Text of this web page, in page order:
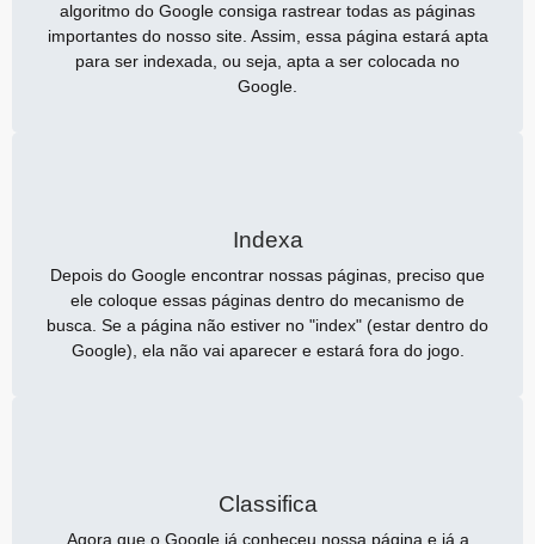
algoritmo do Google consiga rastrear todas as páginas
importantes do nosso site. Assim, essa página estará apta
para ser indexada, ou seja, apta a ser colocada no
Google.
Indexa
Depois do Google encontrar nossas páginas, preciso que
ele coloque essas páginas dentro do mecanismo de
busca. Se a página não estiver no "index" (estar dentro do
Google), ela não vai aparecer e estará fora do jogo.
Classifica
Agora que o Google já conheceu nossa página e já a